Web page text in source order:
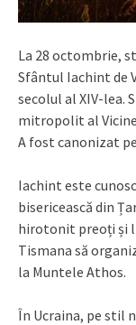
La 28 octombrie,
Sfântul Iachint de
secolul al XIV-lea.
mitropolit al
A fost canonizat
Iachint este
bisericească din
hirotonit preoți și
Tismana să
la Muntele Athos.
În Ucraina, pe stil